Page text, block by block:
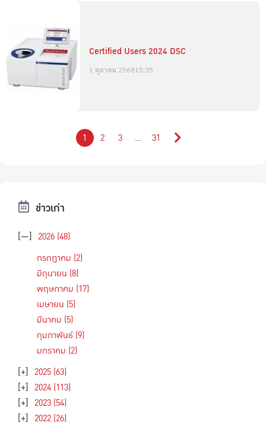
Certified Users 2024 DSC
1 ตุลาคม 256815:35
1 2 3 … 31
ข่าวเก่า
[—] 2026 (48)
กรกฎาคม (2)
มิถุนายน (8)
พฤษภาคม (17)
เมษายน (5)
มีนาคม (5)
กุมภาพันธ์ (9)
มกราคม (2)
[+] 2025 (63)
[+] 2024 (113)
[+] 2023 (54)
[+] 2022 (26)